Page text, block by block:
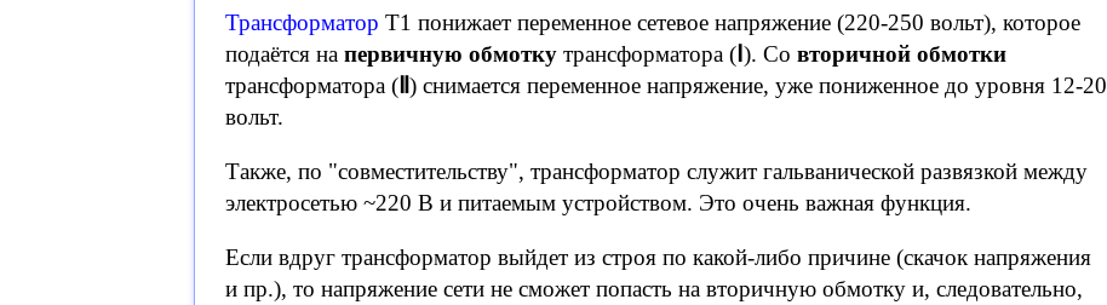
Трансформатор Т1 понижает переменное сетевое напряжение (220-250 вольт), которое
подаётся на первичную обмотку трансформатора (Ⅰ). Со вторичной обмотки
трансформатора (Ⅱ) снимается переменное напряжение, уже пониженное до уровня 12-20
вольт.
Также, по "совместительству", трансформатор служит гальванической развязкой между
электросетью ~220 В и питаемым устройством. Это очень важная функция.
Если вдруг трансформатор выйдет из строя по какой-либо причине (скачок напряжения
и пр.), то напряжение сети не сможет попасть на вторичную обмотку и, следовательно,